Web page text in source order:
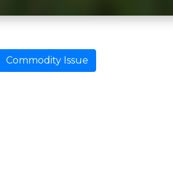
Commodity Issue